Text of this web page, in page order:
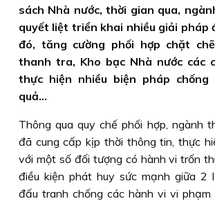
sách Nhà nước, thời gian qua,
quyết liệt triển khai nhiều giải pháp
đó, tăng cường phối hợp chặt
thanh tra, Kho bạc Nhà nước các
thực hiện nhiều biện pháp
quả...
Thông qua quy chế phối hợp, ngành
đã cung cấp kịp thời thông tin, thực
với một số đối tượng có hành vi trốn
điều kiện phát huy sức mạnh giữa 2
đấu tranh chống các hành vi vi phạm